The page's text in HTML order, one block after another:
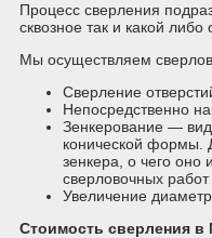
Процесс сверления
сквозное так и какой
Мы осуществляем
Сверление
Непосредственно
Зенкерование —
конической формы.
зенкера, о чего оно
сверловочных
Увеличение
Стоимость сверления в